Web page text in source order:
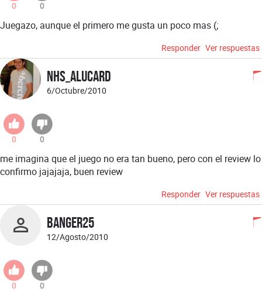
0 0
Juegazo, aunque el primero me gusta un poco mas (;
Responder Ver respuestas
NHS_Alucard
6/Octubre/2010
0 0
me imagina que el juego no era tan bueno, pero con el review lo
confirmo jajajaja, buen review
Responder Ver respuestas
banger25
12/Agosto/2010
0 0